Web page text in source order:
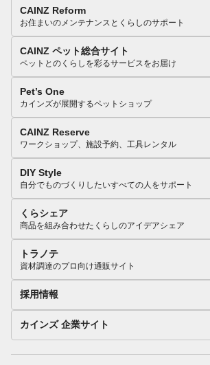
CAINZ Reform
お住まいのメンテナンスとくらしのサポート
CAINZ ペット総合サイト
ペットとのくらしを彩るサービスをお届け
Pet’s One
カインズが展開するペットショップ
CAINZ Reserve
ワークショップ、施設予約、工具レンタル
DIY Style
自分でものづくりしたいすべての人をサポート
くらシェア
商品を組み合わせたくらしのアイデアシェア
トラノテ
資材調達のプロ向け通販サイト
採用情報
カインズ 企業サイト